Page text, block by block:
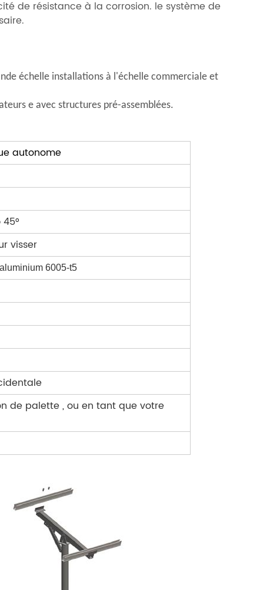
de résistance à la corrosion. le système de
échelleinstallations à l'échelle commerciale et
e avec structures pré-assemblées.
autonome
visser
aluminium 6005-t5
de palette , ou en tant que votre